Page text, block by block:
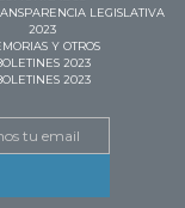
LEGISLATIVA
2023
Y OTROS
2023
2023